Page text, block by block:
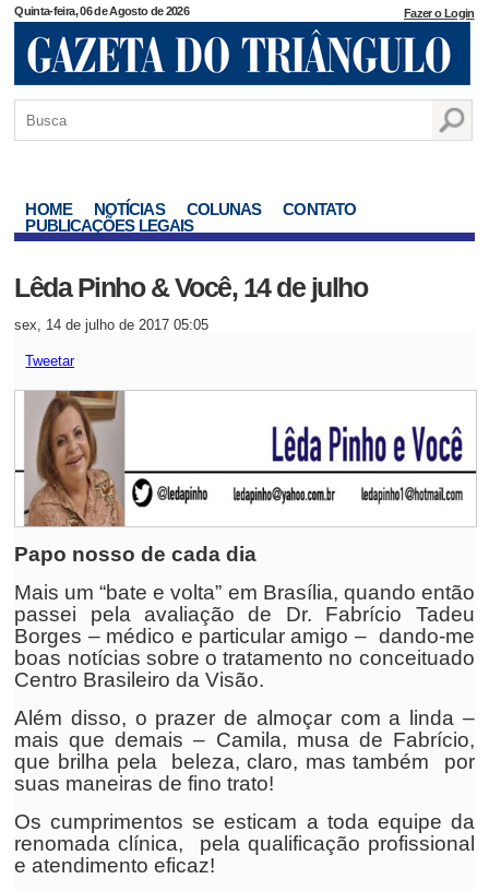
Quinta-feira, 06 de Agosto de 2026 Fazer o Login
HOME NOTÍCIAS COLUNAS
CONTATO
PUBLICAÇÕES LEGAIS
Lêda Pinho & Você, 14 de julho
sex, 14 de julho de 2017 05:05
Tweetar
Papo nosso de cada dia
Mais um “bate e volta” em Brasília, quando então
passei pela avaliação de Dr. Fabrício Tadeu
Borges – médico e particular amigo – dando-me
boas notícias sobre o tratamento no conceituado
Centro Brasileiro da Visão.
Além disso, o prazer de almoçar com a linda –
mais que demais – Camila, musa de Fabrício,
que brilha pela beleza, claro, mas também por
suas maneiras de fino trato!
Os cumprimentos se esticam a toda equipe da
renomada clínica, pela qualificação profissional
e atendimento eficaz!